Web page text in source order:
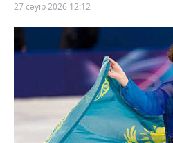
27 сәуір 2026 12:12